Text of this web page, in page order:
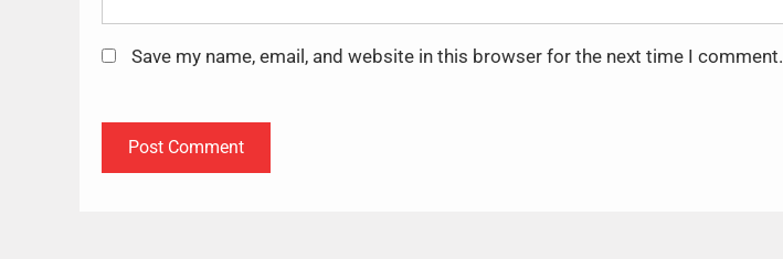
Save my name, email, and website in this browser for the next time I comment.